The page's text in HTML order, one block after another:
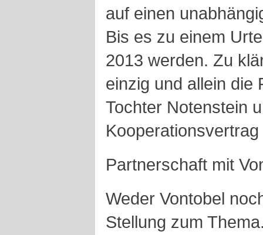
auf einen
Bis es zu einem
2013 werden. Zu
einzig und allein die
Tochter Notenstein
Partnerschaft mit
Weder Vontobel
Stellung zum